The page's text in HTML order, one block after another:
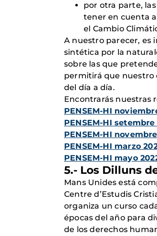
por otra parte,
tener en cuenta
el Cambio
A nuestro parecer, es
sintética por la
sobre las que
permitirá que nuestro
del día a día.
Encontrarás nuestras
PENSEM-HI
PENSEM-HI setembre
PENSEM-HI
PENSEM-HI marzo
PENSEM-HI mayo
5.- Los Dilluns
Mans Unides está
Centre d’Estudis
organiza un curso
épocas del año para
de los derechos